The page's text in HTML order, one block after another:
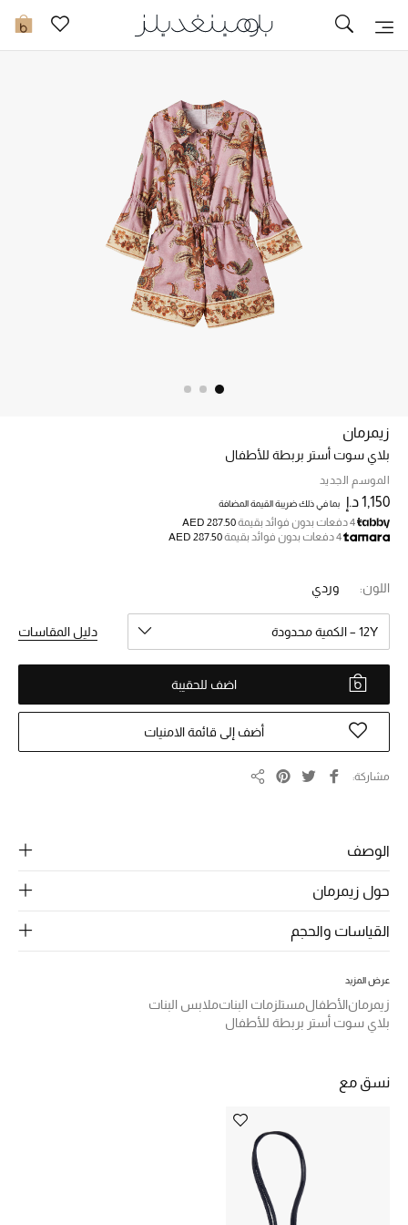
0 تخفيضات
خصم حتى 70%
تسوقوا الآن
ما وصلنا حديثاً
ما وصلنا حديثاً
الموسم الجديد
النساء
الحقائب النسائية
أحذية النسائية
الجمال
الأطفال
نسوقوا أحدث ما وصلنا
النساء
عرض جميع المنتجات
زيمرمان
بلاي سوت أستر بربطة للأطفال
الموسم الجديد
1,150 د.إ بما في ذلك ضريبة القيمة المضافة
4 دفعات بدون فوائد بقيمة
AED 287.50
4 دفعات بدون فوائد بقيمة
AED 287.50
اللون: وردي
12Y – الكمية محدودة دليل المقاسات
اضف للحقيبة
أضف إلى قائمة الامنيات
مشاركة
الوصف
حول زيمرمان
القياسات والحجم
عرض المزيد
زيمرمانالأطفالمستلزمات البناتملابس البنات
بلاي سوت أستر بربطة للأطفال
نسق مع